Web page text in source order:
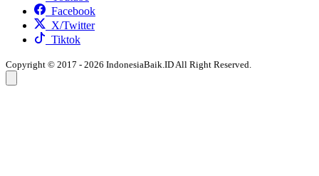
Facebook
X/Twitter
Tiktok
Copyright © 2017 - 2026 IndonesiaBaik.ID All Right Reserved.